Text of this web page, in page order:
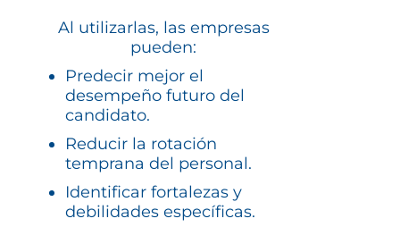
Al utilizarlas, las empresas
pueden:
Predecir mejor el
desempeño futuro del
candidato.
Reducir la rotación
temprana del personal.
Identificar fortalezas y
debilidades específicas.